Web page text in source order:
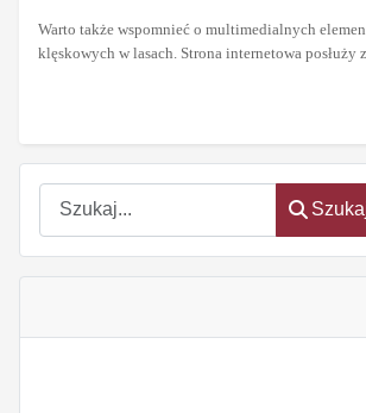
Szukaj
Warto także wspomnieć o multimedialnych
klęskowych w lasach. Strona internetowa